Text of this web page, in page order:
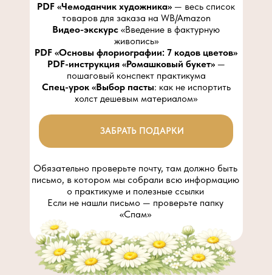
Обязательно проверьте почту, там должно быть
письмо, в котором мы собрали всю информацию
о практикуме и полезные ссылки
Если не нашли письмо — проверьте папку
«Спам»
PDF «Чемоданчик художника» — весь список
товаров для заказа на WB/Amazon
Видео-экскурс «Введение в фактурную
живопись»
PDF «Основы флориографии: 7 кодов цветов»
PDF-инструкция «Ромашковый букет»—
пошаговый конспект практикума
Спец-урок «Выбор пасты: как не испортить
холст дешевым материалом»
ЗАБРАТЬ ПОДАРКИ